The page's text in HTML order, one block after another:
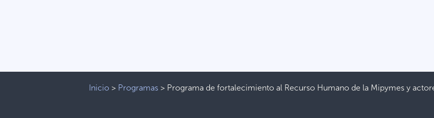
Inicio > Programas > Programa de fortalecimiento al Recurso Humano de la Mipymes y